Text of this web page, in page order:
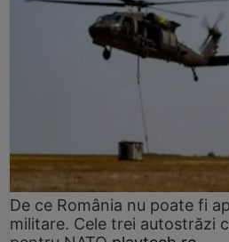
De ce România nu poate fi
militare. Cele trei autostrăzi